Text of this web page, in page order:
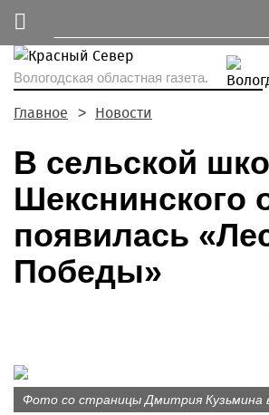
Вологодская областная газета.
Главное Новости
В сельской
Шекснинского
появилась
Победы»
Фото со страницы Дмитрия Кузьмина